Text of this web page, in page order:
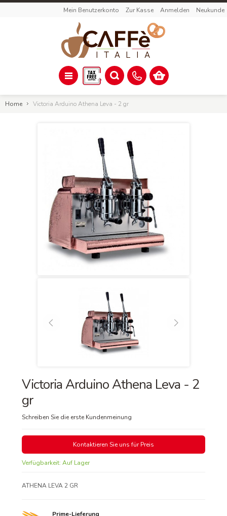
Mein Benutzerkonto Zur Kasse Anmelden Neukunde
Home Victoria Arduino Athena Leva - 2 gr
Victoria Arduino Athena Leva - 2
gr
Schreiben Sie die erste Kundenmeinung
Kontaktieren Sie uns für Preis
Verfügbarkeit: Auf Lager
ATHENA LEVA 2 GR
Prime-Lieferung